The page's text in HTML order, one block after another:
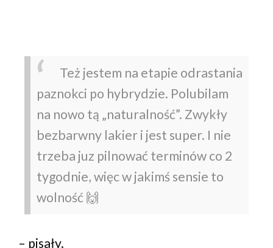
Też jestem na etapie odrastania
paznokci po hybrydzie. Polubilam
na nowo tą „naturalność”. Zwykły
bezbarwny lakier i jest super. I nie
trzeba juz pilnować terminów co 2
tygodnie, więc w jakimś sensie to
wolność 🙌
– pisały.